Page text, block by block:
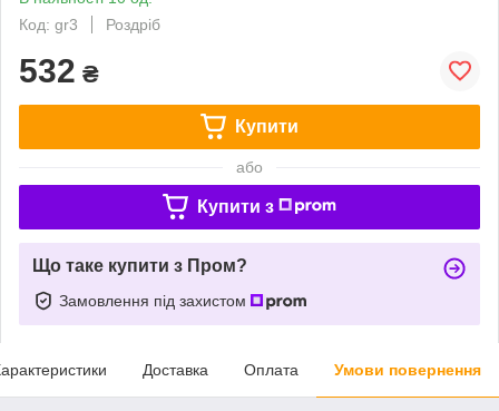
Код: gr3
Роздріб
532 ₴
Купити
або
Купити з
Що таке купити з Пром?
Замовлення під захистом
Доставка Оплата Умови повернення